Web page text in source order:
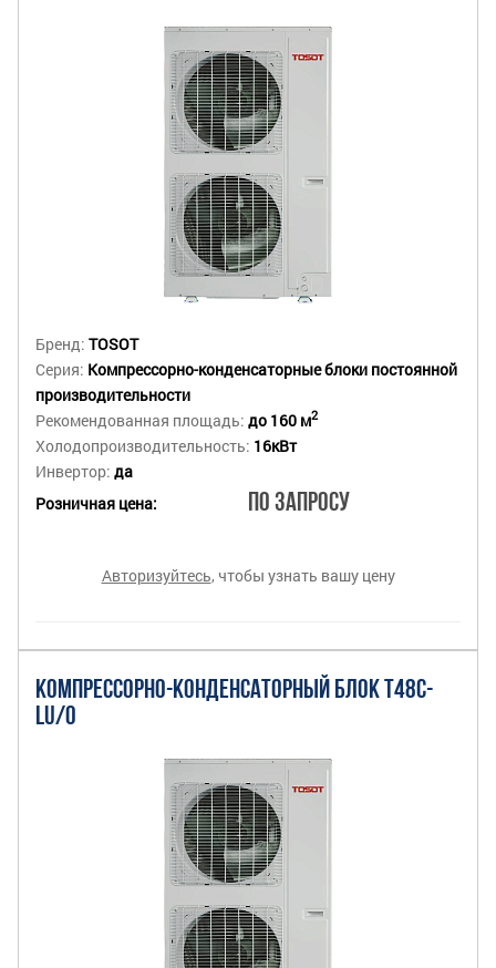
Бренд: TOSOT
Серия: Компрессорно-конденсаторные блоки постоянной
производительности
Рекомендованная площадь: до 160 м2
Холодопроизводительность: 16кВт
Инвертор: да
Розничная цена:
По запросу
Авторизуйтесь, чтобы узнать вашу цену
КОМПРЕССОРНО-КОНДЕНСАТОРНЫЙ БЛОК T48C-
LU/O